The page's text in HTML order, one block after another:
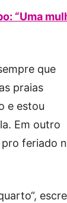
“Uma
que
praias
e estou
Em outro
feriado